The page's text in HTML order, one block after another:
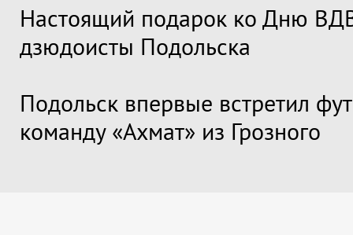
Настоящий подарок ко Дню
дзюдоисты Подольска
Подольск впервые встретил
команду «Ахмат» из Грозного